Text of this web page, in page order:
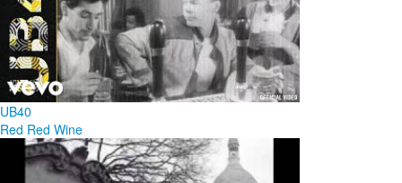
UB40
Red Red Wine